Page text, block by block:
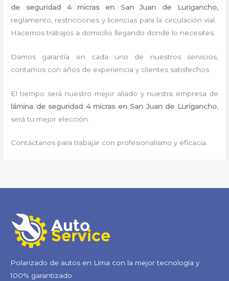
de seguridad 4 micras
en San Juan de Lurigancho,
reglamento, restricciones y licencias para la circulación vial.
Hacemos trabajos a domicilio llegando donde lo necesites.
Damos garantía en cada uno de nuestros servicios,
contamos con años de experiencia y clientes satisfechos.
El tiempo será nuestro mejor aliado y nuestra empresa de
lámina de seguridad 4 micras en San Juan de Lurigancho,
será tu mejor elección.
Contáctanos para trabajar con profesionalismo y eficacia.
Polarizado de autos en Lima con la mejor tecnología y
100% garantizado